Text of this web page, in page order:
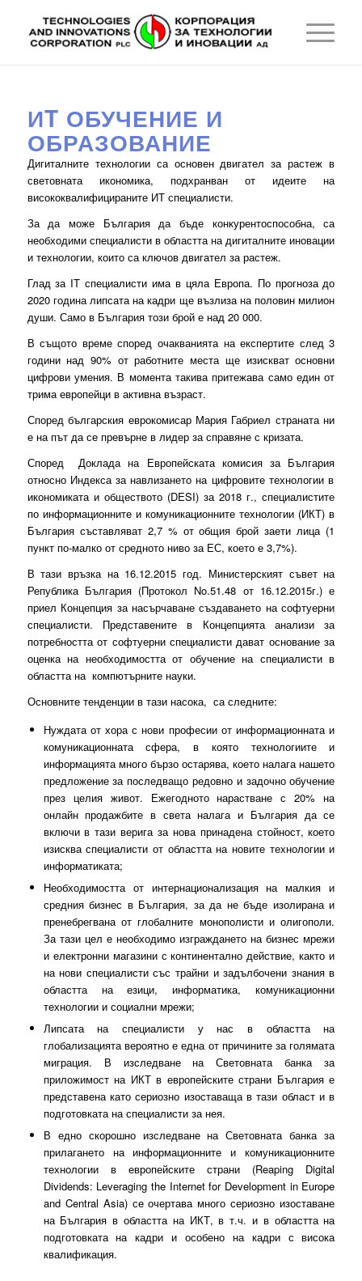
ИT ОБУЧЕНИЕ И
ОБРАЗОВАНИЕ
Дигиталните технологии са основен двигател за растеж в
световната икономика, подхранван от идеите на
висококвалифицираните ИТ специалисти.
За да може България да бъде конкурентоспособна, са
необходими специалисти в областта на дигиталните иновации
и технологии, които са ключов двигател за растеж.
Глад за IT специалисти има в цяла Европа. По прогноза до
2020 година липсата на кадри ще възлиза на половин милион
души. Само в България този брой е над 20 000.
В същото време според очакванията на експертите след 3
години над 90% от работните места ще изискват основни
цифрови умения. В момента такива притежава само един от
трима европейци в активна възраст.
Според българския еврокомисар Мария Габриел страната ни
е на път да се превърне в лидер за справяне с кризата.
Според
Доклада на Европейската комисия за България
относно Индекса за навлизането на цифровите технологии в
икономиката и обществото (DESI) за 2018 г., специалистите
по информационните и комуникационните технологии (ИКТ) в
България съставляват 2,7 % от общия брой заети лица (1
пункт по-малко от средното ниво за ЕС, което е 3,7%).
В тази връзка на 16.12.2015 год. Министерският съвет на
Република България (Протокол No.51.48 от 16.12.2015г.) е
приел Концепция за насърчаване създаването на софтуерни
специалисти. Представените в Концепцията анализи за
потребността от софтуерни специалисти дават основание за
оценка на необходимостта от обучение на специалисти в
областта на компютърните науки.
Основните тенденции в тази насока, са следните:
Нуждата от хора с нови професии от информационната и
комуникационната сфера, в която технологиите и
информацията много бързо остарява, което налага нашето
предложение за последващо редовно и задочно обучение
през целия живот. Ежегодното нарастване с 20% на
онлайн продажбите в света налага и България да се
включи в тази верига за нова принадена стойност, което
изисква специалисти от областта на новите технологии и
информатиката;
Необходимостта от интернационализация на малкия и
средния бизнес в България, за да не бъде изолирана и
пренебрегвана от глобалните монополисти и олигополи.
За тази цел е необходимо изграждането на бизнес мрежи
и електронни магазини с континентално действие, както и
на нови специалисти със трайни и задълбочени знания в
областта на езици, информатика, комуникационни
технологии и социални мрежи;
Липсата на специалисти у нас в областта на
глобализацията вероятно е една от причините за голямата
миграция. В изследване на Световната банка за
приложимост на ИКТ в европейските страни България е
представена като сериозно изоставаща в тази област и в
подготовката на специалисти за нея.
В едно скорошно изследване на Световната банка за
прилагането на информационните и комуникационните
технологии в европейските страни (Reaping Digital
Dividends: Leveraging the Internet for Development in Europe
and Central Asia) се очертава много сериозно изоставане
на България в областта на ИКТ, в т.ч. и в областта на
подготовката на кадри и особено на кадри с висока
квалификация.